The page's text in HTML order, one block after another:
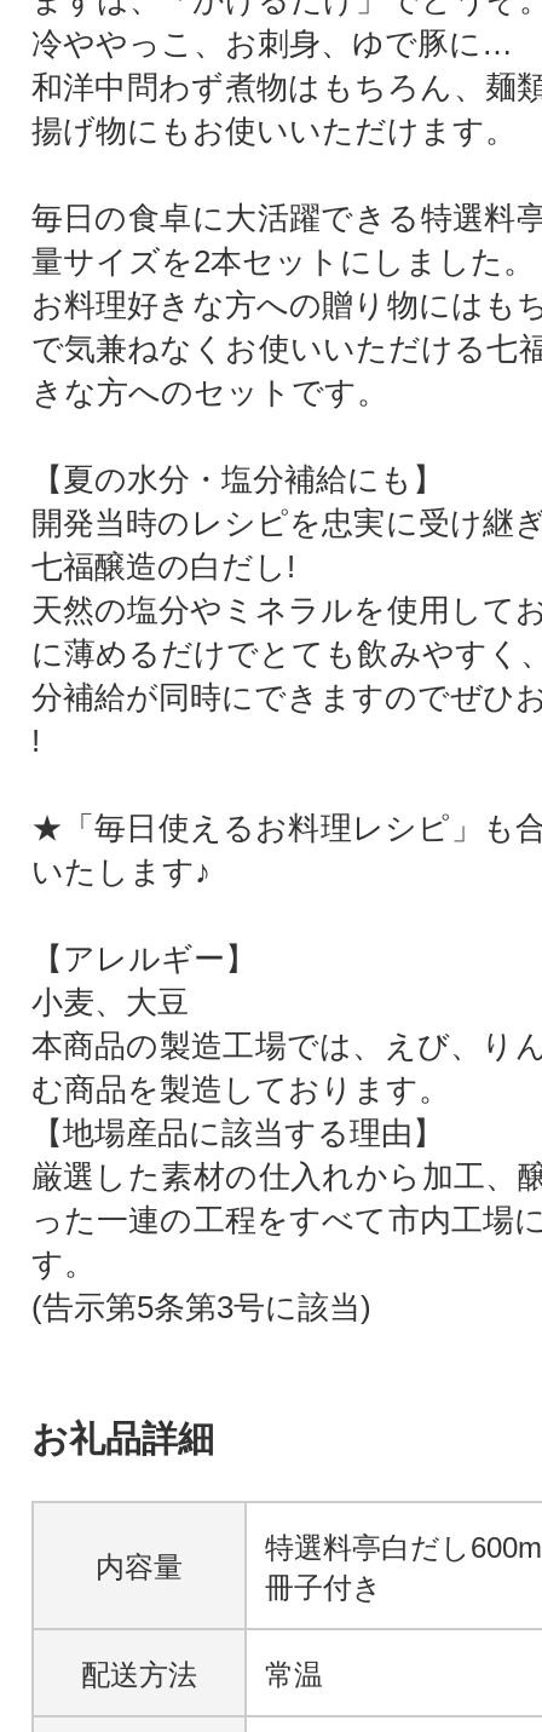
冷ややっこ、お刺身、ゆで豚に…
和洋中問わず煮物はもちろん、麺
揚げ物にもお使いいただけます。
毎日の食卓に大活躍できる特選料
量サイズを2本セットにしました。
お料理好きな方への贈り物にはも
で気兼ねなくお使いいただける七
きな方へのセットです。
【夏の水分・塩分補給にも】
開発当時のレシピを忠実に受け継
七福醸造の白だし!
天然の塩分やミネラルを使用して
に薄めるだけでとても飲みやすく
分補給が同時にできますのでぜひ
!
★「毎日使えるお料理レシピ」も
いたします♪
【アレルギー】
小麦、大豆
本商品の製造工場では、えび、り
む商品を製造しております。
【地場産品に該当する理由】
厳選した素材の仕入れから加工、
った一連の工程をすべて市内工場
す。
(告示第5条第3号に該当)
お礼品詳細
内容量
特選料亭白だし
冊子付き
配送方法 常温